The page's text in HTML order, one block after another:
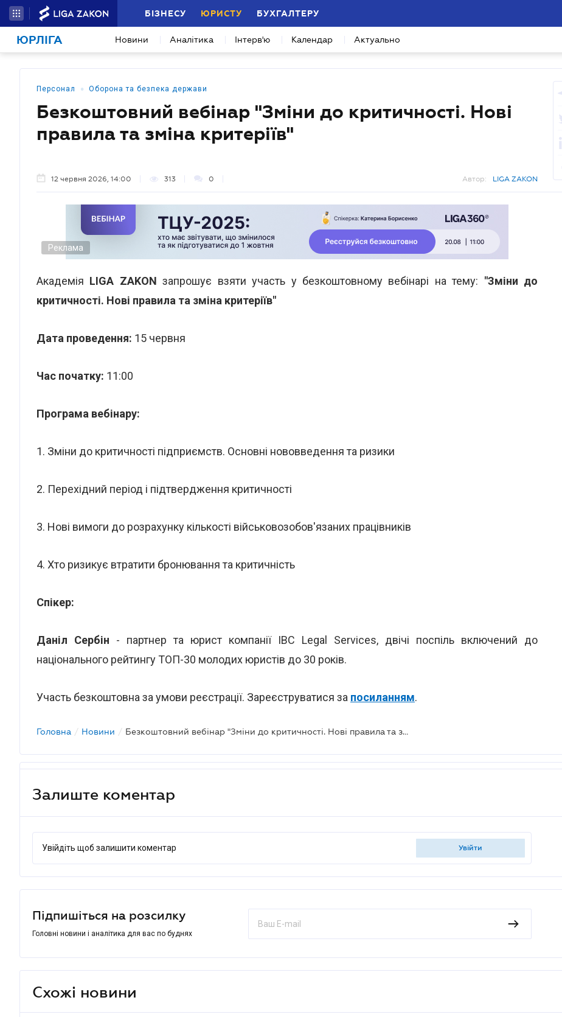
БІЗНЕСУ ЮРИСТУ БУХГАЛТЕРУ
ЮРЛІГА Новини Аналітика Інтерв'ю Календар Актуально
Персонал • Оборона та безпека держави
Безкоштовний вебінар "Зміни до критичності. Нові
правила та зміна критеріїв"
12 червня 2026, 14:00 313 0 Автор: LIGA ZAKON
Реклама
Академія LIGA ZAKON запрошує взяти участь у безкоштовному вебінарі на тему: "Зміни до
критичності. Нові правила та зміна критеріїв"
Дата проведення: 15 червня
Час початку: 11:00
Програма вебінару:
1. Зміни до критичності підприємств. Основні нововведення та ризики
2. Перехідний період і підтвердження критичності
3. Нові вимоги до розрахунку кількості військовозобов'язаних працівників
4. Хто ризикує втратити бронювання та критичність
Спікер:
Даніл Сербін - партнер та юрист компанії IBC Legal Services, двічі поспіль включений до
національного рейтингу ТОП-30 молодих юристів до 30 років.
Участь безкоштовна за умови реєстрації. Зареєструватися за посиланням.
Головна / Новини / Безкоштовний вебінар "Зміни до критичності. Нові правила та зміна критеріїв"
Залиште коментар
Увійдіть щоб залишити коментар увійти
Підпишіться на розсилку
Головні новини і аналітика для вас по буднях
Схожі новини